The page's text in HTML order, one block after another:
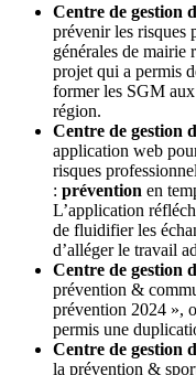
Centre de gestion
prévenir les risques
générales de
projet qui a permis
former les SGM aux
région.
Centre de gestion
application web
risques
: prévention en
L’application
de fluidifier les
d’alléger le travail
Centre de gestion
prévention &
prévention 2024 »,
permis une
Centre de gestion
la prévention &